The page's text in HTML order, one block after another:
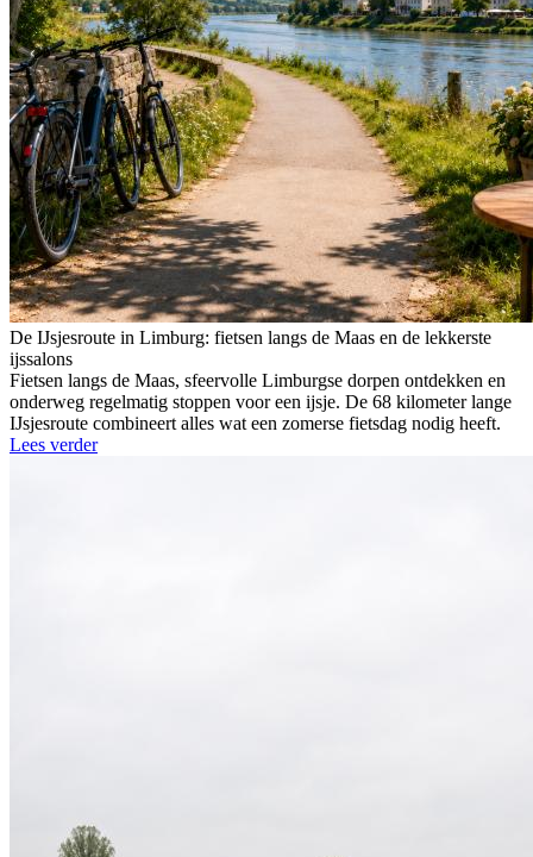
De IJsjesroute in Limburg: fietsen langs de Maas en de lekkerste
ijssalons
Fietsen langs de Maas, sfeervolle Limburgse dorpen ontdekken en
onderweg regelmatig stoppen voor een ijsje. De 68 kilometer lange
IJsjesroute combineert alles wat een zomerse fietsdag nodig heeft.
Lees verder